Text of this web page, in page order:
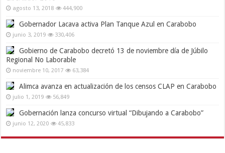
agosto 13, 2018 444,900
Gobernador Lacava activa Plan Tanque Azul en Carabobo
junio 3, 2019 330,406
Gobierno de Carabobo decretó 13 de noviembre día de Júbilo
Regional No Laborable
noviembre 10, 2017 63,384
Alimca avanza en actualización de los censos CLAP en Carabobo
julio 1, 2019 56,849
Gobernación lanza concurso virtual “Dibujando a Carabobo”
junio 12, 2020 45,833